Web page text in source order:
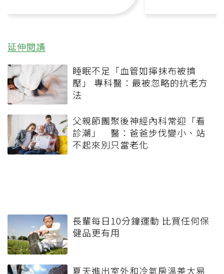
延伸閱讀
睡眠不足「血管如擰抹布被擠
壓」 專科醫：最被忽略的抗老方
法
父親節團聚後神經內科常迎「看
診潮」 醫：爸爸步伐變小、站
不起來別只當老化
長輩每日10分鐘運動 比買任何保
健品更有用
夏天進出室外和冷氣房溫差大易